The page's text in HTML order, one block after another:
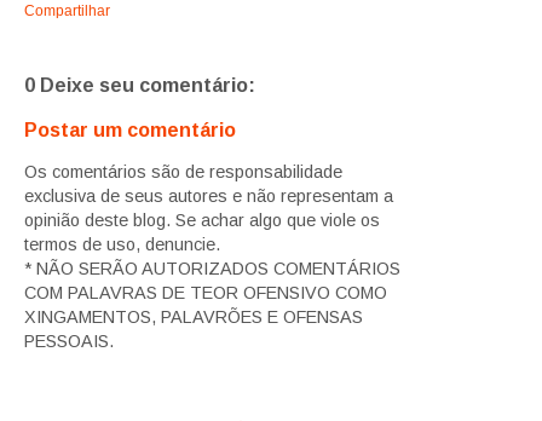
Compartilhar
0 Deixe seu comentário:
Postar um comentário
Os comentários são de responsabilidade
exclusiva de seus autores e não representam a
opinião deste blog. Se achar algo que viole os
termos de uso, denuncie.
* NÃO SERÃO AUTORIZADOS COMENTÁRIOS
COM PALAVRAS DE TEOR OFENSIVO COMO
XINGAMENTOS, PALAVRÕES E OFENSAS
PESSOAIS.